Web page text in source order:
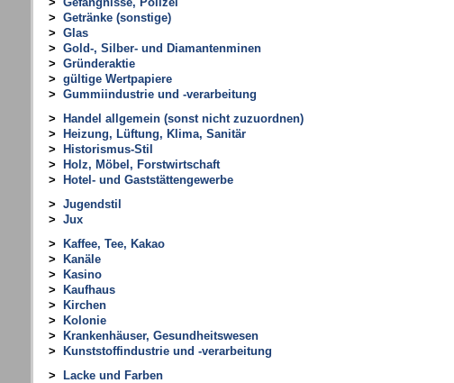
> Getränke (sonstige)
> Glas
> Gold-, Silber- und Diamantenminen
> Gründeraktie
> gültige Wertpapiere
> Gummiindustrie und -verarbeitung
>
Handel allgemein (sonst nicht zuzuordnen)
>
Heizung, Lüftung, Klima, Sanitär
>
Historismus-Stil
>
Holz, Möbel, Forstwirtschaft
>
Hotel- und Gaststättengewerbe
> Jugendstil
> Jux
>
Kaffee, Tee, Kakao
>
Kanäle
>
Kasino
>
Kaufhaus
>
Kirchen
>
Kolonie
>
Krankenhäuser, Gesundheitswesen
>
Kunststoffindustrie und -verarbeitung
>
Lacke und Farben